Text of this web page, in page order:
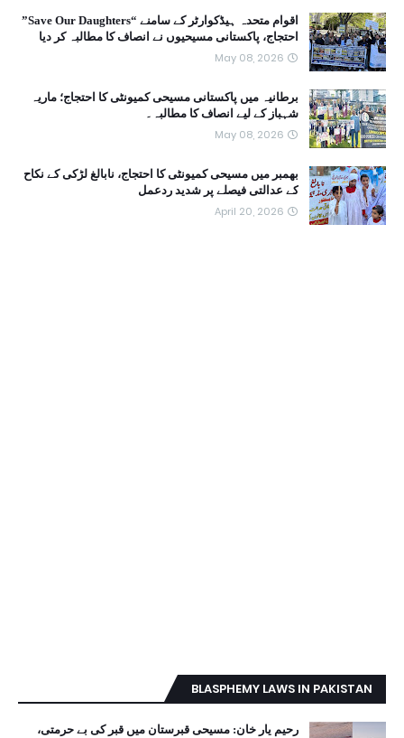
اقوام متحدہ ہیڈکوارٹر کے سامنے “Save Our Daughters”
احتجاج، پاکستانی مسیحیوں نے انصاف کا مطالبہ کر دیا
May 08, 2026
برطانیہ میں پاکستانی مسیحی کمیونٹی کا احتجاج؛ ماریہ
شہباز کے لیے انصاف کا مطالبہ۔
May 08, 2026
بھمبر میں مسیحی کمیونٹی کا احتجاج، نابالغ لڑکی کے نکاح
کے عدالتی فیصلے پر شدید ردعمل
April 20, 2026
BLASPHEMY LAWS IN PAKISTAN
رحیم یار خان: مسیحی قبرستان میں قبر کی بے حرمتی،